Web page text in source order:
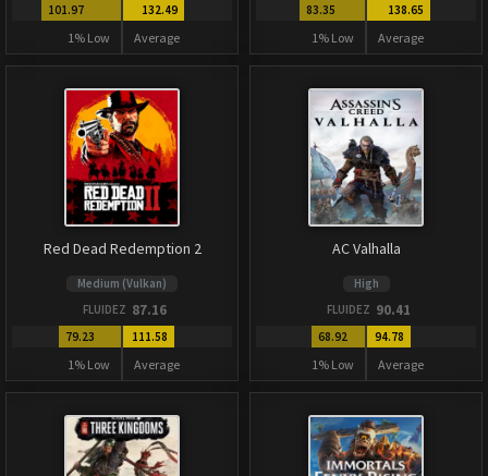
101.97
1% Low
132.49
Average
83.35
1% Low
138.65
Average
Red Dead Redemption 2
Medium (Vulkan)
FLUIDEZ 87.16
79.23
1% Low
111.58
Average
AC Valhalla
High
FLUIDEZ 90.41
68.92
1% Low
94.78
Average